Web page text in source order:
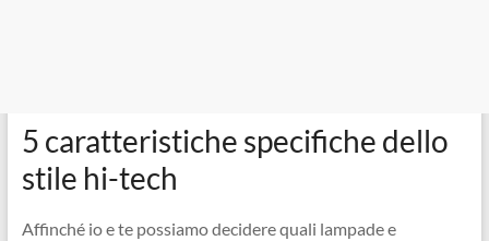
5 caratteristiche specifiche dello
stile hi-tech
Affinché io e te possiamo decidere quali lampade e